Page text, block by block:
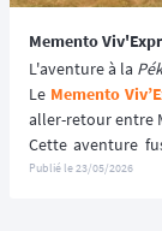
Memento
L'aventure à la
Le Memento
aller-retour entre
Cette aventure
tout genre où la
Publié le23/05/2026